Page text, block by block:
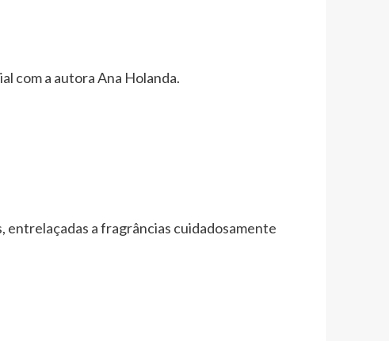
com a autora Ana Holanda.
entrelaçadas a fragrâncias cuidadosamente